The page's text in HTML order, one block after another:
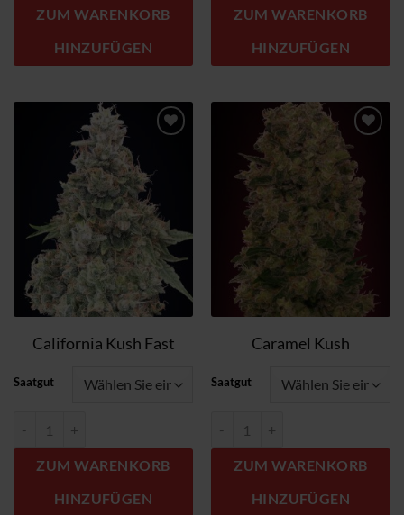
ZUM WARENKORB
HINZUFÜGEN
ZUM WARENKORB
HINZUFÜGEN
Wunschzettel
hinzufügen
California Kush Fast
Saatgut
ZUM WARENKORB
HINZUFÜGEN
Zum
Wunschzettel
hinzufügen
Caramel Kush
Saatgut
ZUM WARENKORB
HINZUFÜGEN